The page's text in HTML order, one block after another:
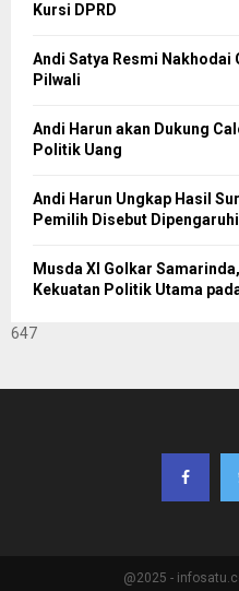
Kursi DPRD
Andi Satya Resmi
Pilwali
Andi Harun akan Dukung
Politik Uang
Andi Harun Ungkap Hasil
Pemilih Disebut
Musda XI Golkar
Kekuatan Politik Utama
647
@2025 -